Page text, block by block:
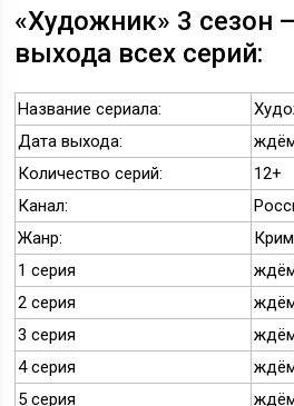
«Художник» 3 сезон
выхода всех серий:
Название сериала:
Дата выхода:
Количество серий:
12+
Канал:
Жанр:
1 серия
2 серия
3 серия
4 серия
5 серия